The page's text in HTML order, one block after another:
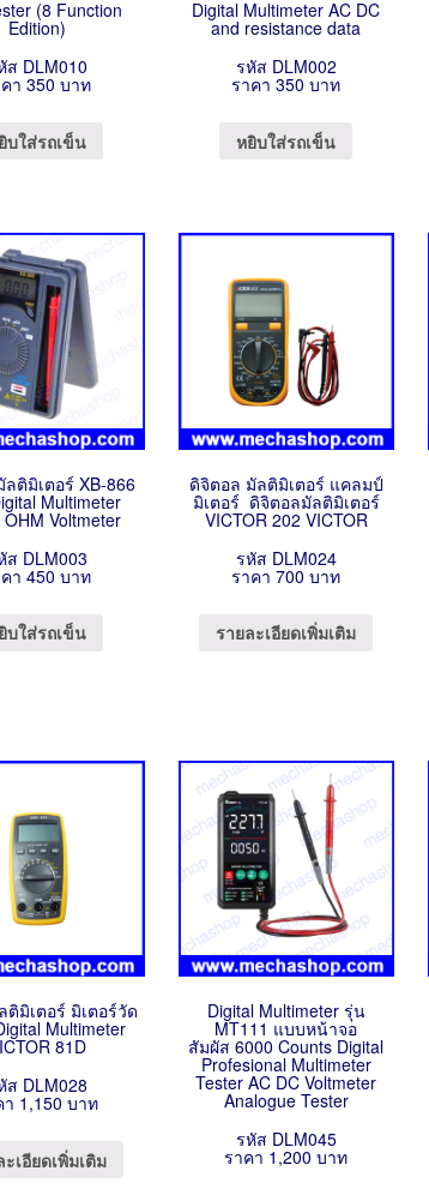
(8 Function
Edition)
ส DLM010
า 350 บาท
บใส่รถเข็น
Digital Multimeter AC DC
and resistance data
รหัส DLM002
ราคา 350 บาท
หยิบใส่รถเข็น
ติมิเตอร์ XB-866
Multimeter
OHM Voltmeter
ส DLM003
า 450 บาท
บใส่รถเข็น
ดิจิตอล มัลติมิเตอร์ แคลมป์
มิเตอร์ ดิจิตอลมัลติมิเตอร์
VICTOR 202 VICTOR
รหัส DLM024
ราคา 700 บาท
รายละเอียดเพิ่มเติม
มิเตอร์ มิเตอร์วัด
Multimeter
81D
ส DLM028
า 1,150 บาท
ะเอียดเพิ่มเติม
Digital Multimeter รุ่น
MT111 แบบหน้าจอ
สัมผัส 6000 Counts Digital
Profesional Multimeter
Tester AC DC Voltmeter
Analogue Tester
รหัส DLM045
ราคา 1,200 บาท